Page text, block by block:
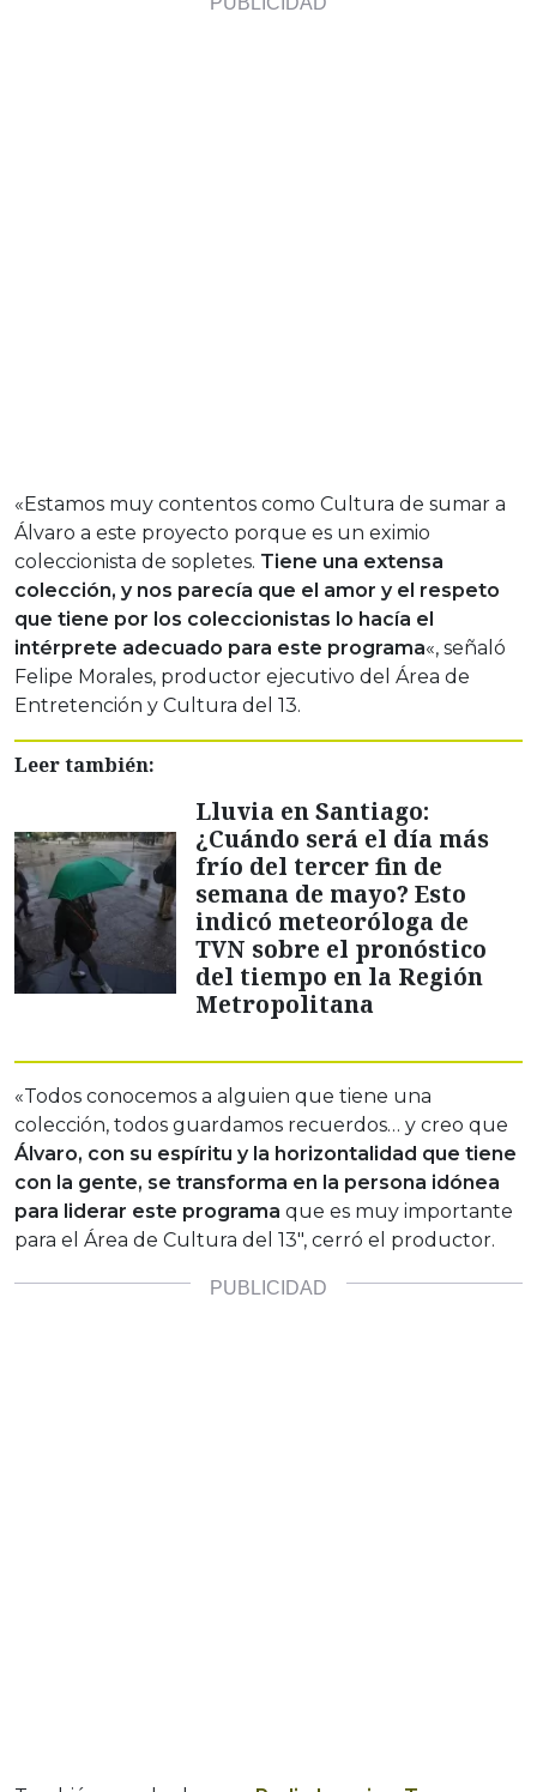
«Estamos muy contentos como Cultura de sumar a
Álvaro a este proyecto porque es un eximio
coleccionista de sopletes. Tiene una extensa
colección, y nos parecía que el amor y el respeto
que tiene por los coleccionistas lo hacía el
intérprete adecuado para este programa«, señaló
Felipe Morales, productor ejecutivo del Área de
Entretención y Cultura del 13.
Leer también:
Lluvia en Santiago:
¿Cuándo será el día más
frío del tercer fin de
semana de mayo? Esto
indicó meteoróloga de
TVN sobre el pronóstico
del tiempo en la Región
Metropolitana
«Todos conocemos a alguien que tiene una
colección, todos guardamos recuerdos… y creo que
Álvaro, con su espíritu y la horizontalidad que tiene
con la gente, se transforma en la persona idónea
para liderar este programa que es muy importante
para el Área de Cultura del 13″, cerró el productor.